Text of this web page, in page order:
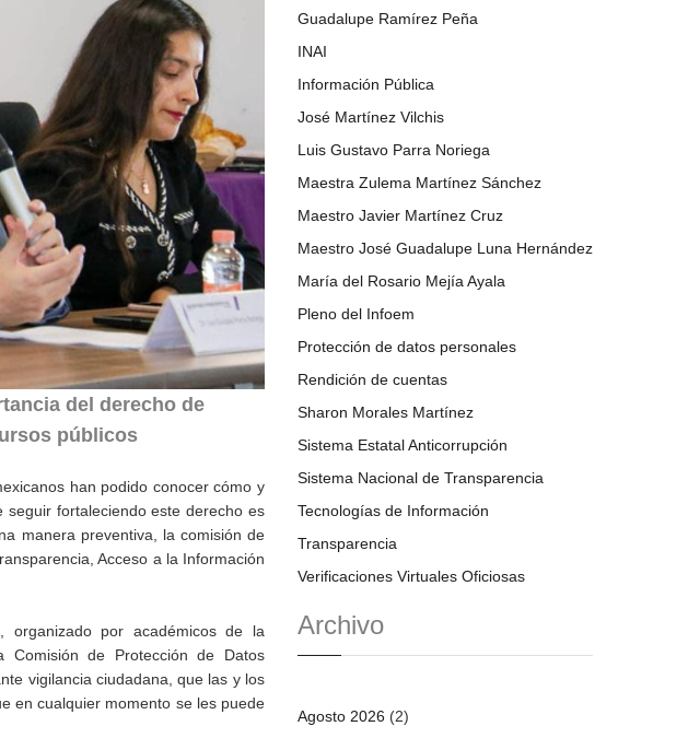
del derecho de
públicos
han podido conocer cómo y
fortaleciendo este derecho es
manera preventiva, la comisión de
Acceso a la Información
organizado por académicos de la
Comisión de Protección de Datos
vigilancia ciudadana, que las y los
en cualquier momento se les puede
Guadalupe Ramírez Peña
INAI
Información Pública
José Martínez Vilchis
Luis Gustavo Parra Noriega
Maestra Zulema Martínez Sánchez
Maestro Javier Martínez Cruz
Maestro José Guadalupe Luna Hernández
María del Rosario Mejía Ayala
Pleno del Infoem
Protección de datos personales
Rendición de cuentas
Sharon Morales Martínez
Sistema Estatal Anticorrupción
Sistema Nacional de Transparencia
Tecnologías de Información
Transparencia
Verificaciones Virtuales Oficiosas
Archivo
Agosto 2026 (2)